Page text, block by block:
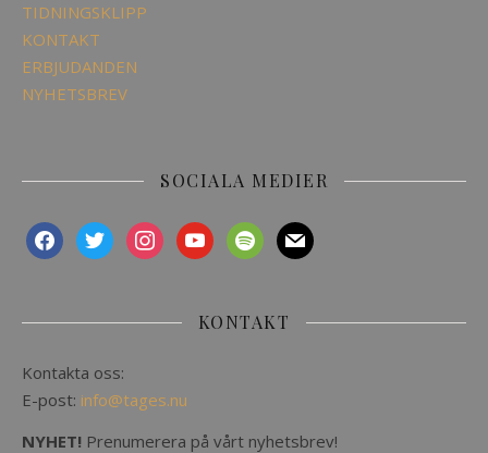
TIDNINGSKLIPP
KONTAKT
ERBJUDANDEN
NYHETSBREV
SOCIALA MEDIER
facebooktwitterinstagramyoutubespotifymail
KONTAKT
Kontakta oss:
E-post: info@tages.nu
NYHET! Prenumerera på vårt nyhetsbrev!